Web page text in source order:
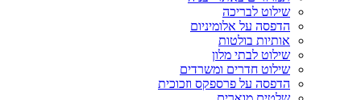
שילוט לבריכה
הדפסה על אלומיניום
אותיות בולטות
שילוט לבתי מלון
שילוט חדרים ומשרדים
הדפסה על פרספקס וזכוכית